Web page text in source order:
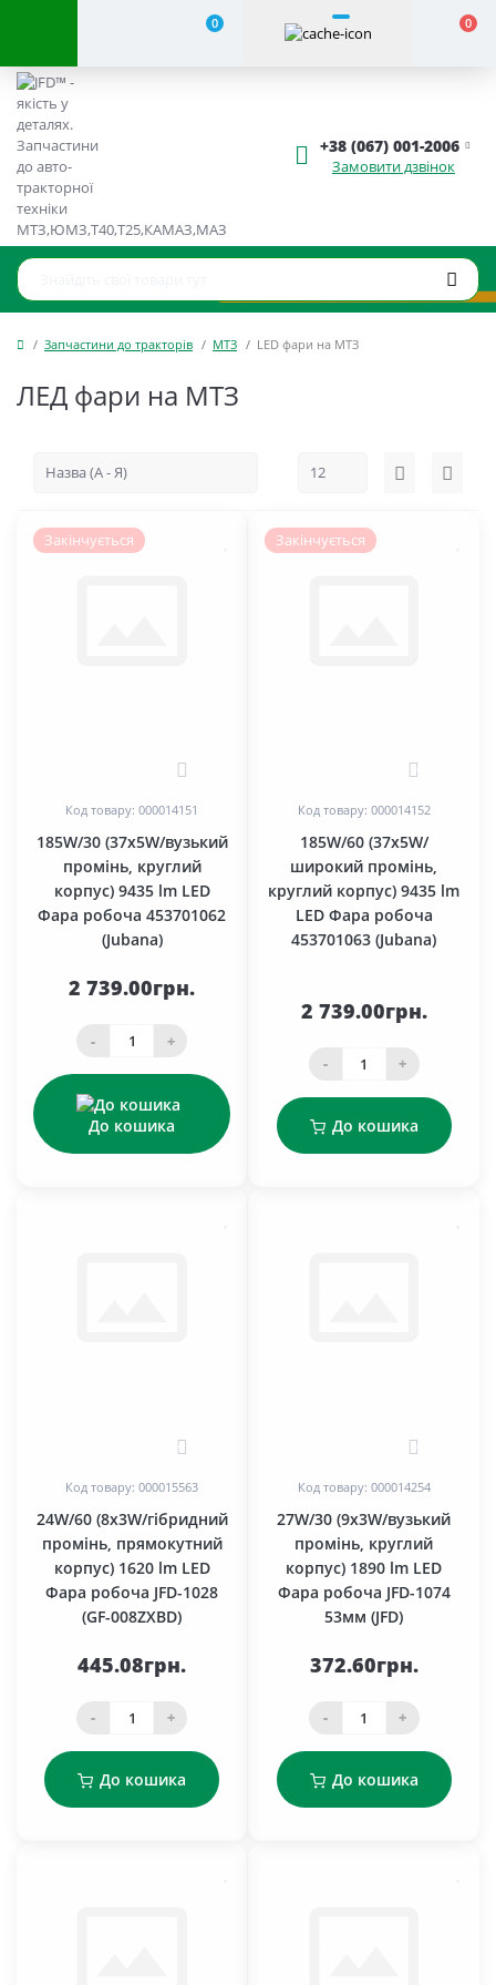
0 0
+38 (067) 001-2006
Замовити дзвінок
Запчастини до тракторів МТЗ LED фари на МТЗ
ЛЕД фари на МТЗ
Закінчується
Код товару: 000014151
185W/30 (37x5W/вузький
промінь, круглий
корпус) 9435 lm LED
Фара робоча 453701062
(Jubana)
2 739.00грн.
- +
До кошика
Закінчується
Код товару: 000014152
185W/60 (37x5W/
широкий промінь,
круглий корпус) 9435 lm
LED Фара робоча
453701063 (Jubana)
2 739.00грн.
- +
До кошика
0
Код товару: 000015563
24W/60 (8x3W/гібридний
промінь, прямокутний
корпус) 1620 lm LED
Фара робоча JFD-1028
(GF-008ZXBD)
445.08грн.
- +
До кошика
0
Код товару: 000014254
27W/30 (9x3W/вузький
промінь, круглий
корпус) 1890 lm LED
Фара робоча JFD-1074
53мм (JFD)
372.60грн.
- +
До кошика